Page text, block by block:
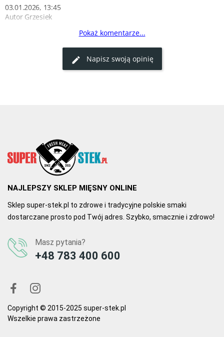
03.01.2026, 13:45
Autor Grzesiek
Idealny do odskórowywania!
Skórowałem nim barana i królika. Idealny. Polecam
Pokaż komentarze...
Napisz swoją opinię
NAJLEPSZY SKLEP MIĘSNY ONLINE
Sklep super-stek.pl to zdrowe i tradycyjne polskie smaki
dostarczane prosto pod Twój adres. Szybko, smacznie i zdrowo!
Masz pytania?
+48 783 400 600
Copyright © 2015-2025 super-stek.pl
Wszelkie prawa zastrzeżone